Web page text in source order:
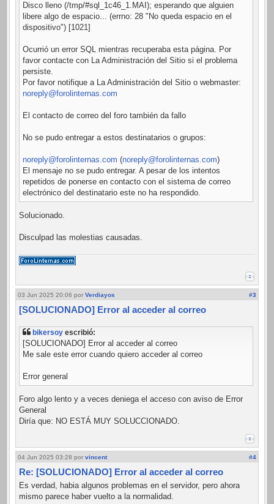
Disco lleno (/tmp/#sql_1c46_1.MAI); esperando que alguien
libere algo de espacio... (errno: 28 "No queda espacio en el
dispositivo") [1021]
Ocurrió un error SQL mientras recuperaba esta página. Por
favor contacte con La Administración del Sitio si el problema
persiste.
Por favor notifique a La Administración del Sitio o webmaster:
noreply@forolinternas.com
El contacto de correo del foro también da fallo
No se pudo entregar a estos destinatarios o grupos:
noreply@forolinternas.com (noreply@forolinternas.com)
El mensaje no se pudo entregar. A pesar de los intentos
repetidos de ponerse en contacto con el sistema de correo
electrónico del destinatario este no ha respondido.
Solucionado.
Disculpad las molestias causadas.
03 Jun 2025 20:06 por Verdiayos #3
[SOLUCIONADO] Error al acceder al correo
bikersoy escribió:
[SOLUCIONADO] Error al acceder al correo
Me sale este error cuando quiero acceder al correo
Error general
Foro algo lento y a veces deniega el acceso con aviso de Error
General
Diría que: NO ESTÁ MUY SOLUCCIONADO.
04 Jun 2025 03:28 por vincent #4
Re: [SOLUCIONADO] Error al acceder al correo
Es verdad, habia algunos problemas en el servidor, pero ahora
mismo parece haber vuelto a la normalidad.